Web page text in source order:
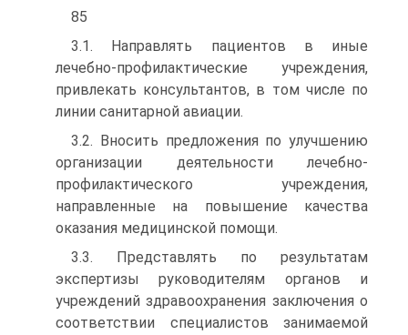
85
3.1. Направлять пациентов в иные
лечебно-профилактические учреждения,
привлекать консультантов, в том числе по
линии санитарной авиации.
3.2. Вносить предложения по улучшению
организации деятельности лечебно-
профилактического учреждения,
направленные на повышение качества
оказания медицинской помощи.
3.3. Представлять по результатам
экспертизы руководителям органов и
учреждений здравоохранения заключения о
соответствии специалистов занимаемой